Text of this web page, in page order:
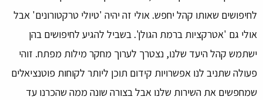
לחיפושים שאותו קהל יחפש. אולי זה יהיה 'טיולי טרקטורונים' אבל
אולי גם 'אטרקציות ברמת הגולן'. בשביל להגיע לחיפושים בהן
ישתמש קהל היעד שלנו, נצטרך לערוך מחקר מילות מפתח. זוהי
פעולה שתניב לנו אפשרויות קידום תוכן ליותר לקוחות פוטנציאלים
שמחפשים את השירות שלנו אבל בצורה שונה ממה שהכרנו עד